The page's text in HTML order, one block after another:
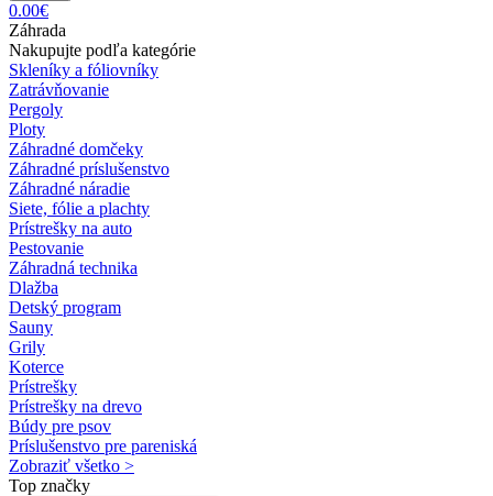
0.00€
Záhrada
Nakupujte podľa kategórie
Skleníky a fóliovníky
Zatrávňovanie
Pergoly
Ploty
Záhradné domčeky
Záhradné príslušenstvo
Záhradné náradie
Siete, fólie a plachty
Prístrešky na auto
Pestovanie
Záhradná technika
Dlažba
Detský program
Sauny
Grily
Koterce
Prístrešky
Prístrešky na drevo
Búdy pre psov
Príslušenstvo pre pareniská
Zobraziť všetko >
Top značky